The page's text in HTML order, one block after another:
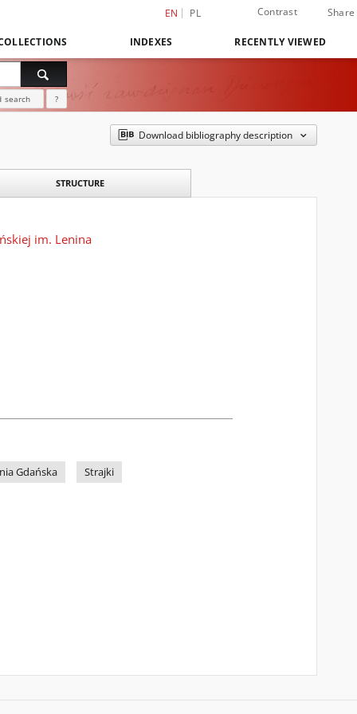
EN PL Contrast Share
INDEXES RECENTLY VIEWED
search ?
Download bibliography description
STRUCTURE
im. Lenina
Gdańska
Strajki